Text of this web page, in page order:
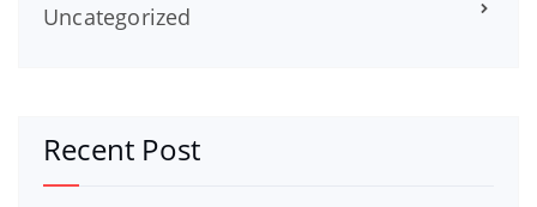
Uncategorized
Recent Post